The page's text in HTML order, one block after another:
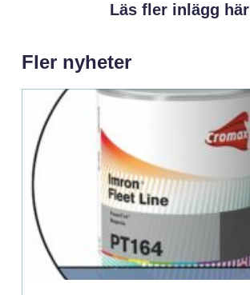
Läs fler inlägg här
Fler nyheter